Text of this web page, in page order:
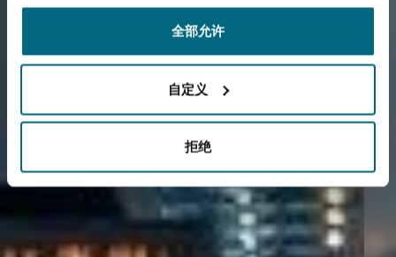
全部允许
自定义
拒绝